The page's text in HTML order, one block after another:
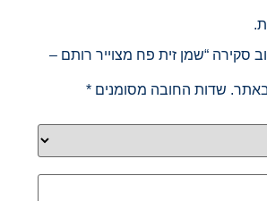
סקירה “שמן זית פח מצוייר רותם –
באתר. שדות החובה מסומנים*